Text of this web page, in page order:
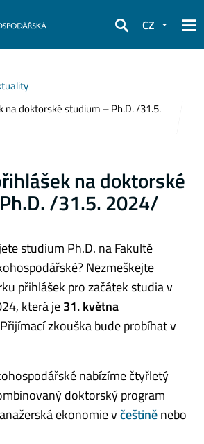
Hledat
CZ
na doktorské studium – Ph.D. /31.5.
na doktorské
/31.5. 2024/
studium Ph.D. na Fakultě
Nezmeškejte
přihlášek pro začátek studia v
která je31. května
zkouška bude probíhat v
nabízíme čtyřletý
doktorský program
ekonomie včeštiněnebo